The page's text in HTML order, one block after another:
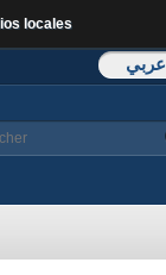
locales
عربي
de